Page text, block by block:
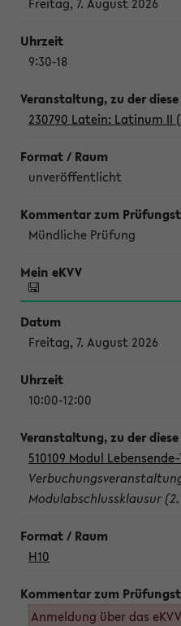
9:30-18
230790 Latein: Latinum II
unveröffentlicht
Mündliche Prüfung
Freitag, 7. August 2026
10:00-12:00
510109 Modul
Modulabschlussklausur
H10
Anmeldung über das